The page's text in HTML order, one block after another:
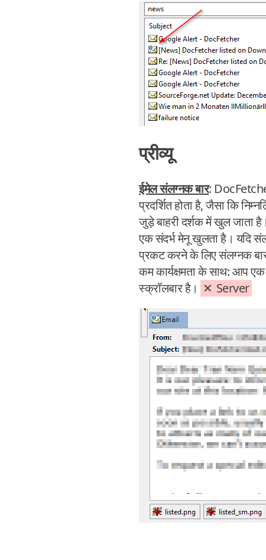
प्रीव्यू
ईमेल संलग्नक बार:
प्रदर्शित होता है, जैसा कि
जुड़े बाहरी दर्शक में खुल जाता
एक संदर्भ मेनू खुलता है। यदि
प्रकट करने के लिए संलग्नक
कम कार्यक्षमता के साथ: आप
स्क्रॉलबार है।
Server